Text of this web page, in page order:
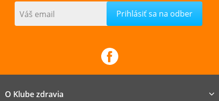
Váš email
O Klube zdravia